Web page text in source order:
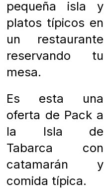
pequeña isla y
platos típicos en
un restaurante
reservando tu
mesa.
Es esta una
oferta de Pack a
la Isla de
Tabarca con
catamarán y
comida típica.